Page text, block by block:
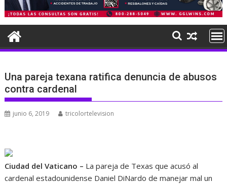
Una pareja texana ratifica denuncia de abusos
contra cardenal
junio 6, 2019 tricolortelevision
Ciudad del Vaticano – La pareja de Texas que acusó al
cardenal estadounidense Daniel DiNardo de manejar mal un